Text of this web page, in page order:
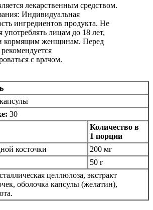
лекарственным средством.
Индивидуальная
ингредиентов продукта. Не
употреблять лицам до 18 лет,
кормящим женщинам. Перед
с врачом.
30
Количество в
1 порции
косточки
200 мг
50 г
целлюлоза, экстракт
оболочка капсулы (желатин),